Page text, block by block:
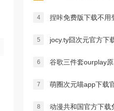
4
5
6
7
8